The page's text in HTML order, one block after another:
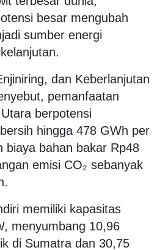
besar mengubah
sumber energi
dan Keberlanjutan
pemanfaatan
berpotensi
hingga 478 GWh per
biaya bahan bakar Rp48
emisi CO₂ sebanyak
memiliki kapasitas
menyumbang 10,96
di Sumatra dan 30,75